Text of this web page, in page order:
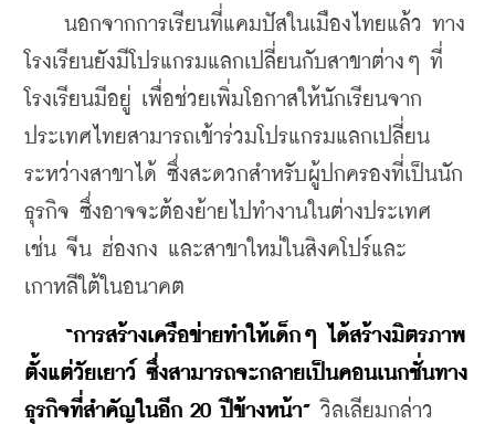
นอกจากการเรียนที่แคมปัสในเมืองไทยแล้ว ทาง
โรงเรียนยังมีโปรแกรมแลกเปลี่ยนกับสาขาต่างๆ ที่
โรงเรียนมีอยู่ เพื่อช่วยเพิ่มโอกาสให้นักเรียนจาก
ประเทศไทยสามารถเข้าร่วมโปรแกรมแลกเปลี่ยน
ระหว่างสาขาได้ ซึ่งสะดวกสำหรับผู้ปกครองที่เป็นนัก
ธุรกิจ ซึ่งอาจจะต้องย้ายไปทำงานในต่างประเทศ
เช่น จีน ฮ่องกง และสาขาใหม่ในสิงคโปร์และ
เกาหลีใต้ในอนาคต
“การสร้างเครือข่ายทำให้เด็กๆ ได้สร้างมิตรภาพ
ตั้งแต่วัยเยาว์ ซึ่งสามารถจะกลายเป็นคอนเนกชั่นทาง
ธุรกิจที่สำคัญในอีก 20 ปีข้างหน้า” วิลเลียมกล่าว